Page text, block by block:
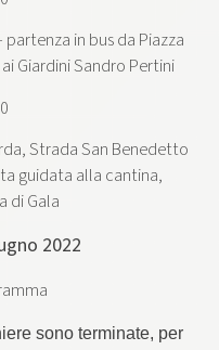
in bus da Piazza
Giardini Sandro Pertini
Strada San Benedetto
guidata alla cantina,
di Gala
2022
sono terminate, per